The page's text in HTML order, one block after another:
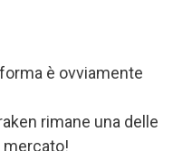
è ovviamente
rimane una delle
mercato!